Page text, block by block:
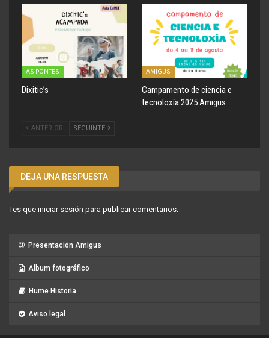
AS PONTES
Dixitic’s
AMIGUS
Campamento de ciencia e
tecnoloxía 2025 Amigus
ANTERIOR SEGUINTE
DEJA UNA RESPUESTA
Tes que iniciar sesión para publicar comentarios.
Presentación Amigus
Album fotográfico
Hume Historia
Aviso legal